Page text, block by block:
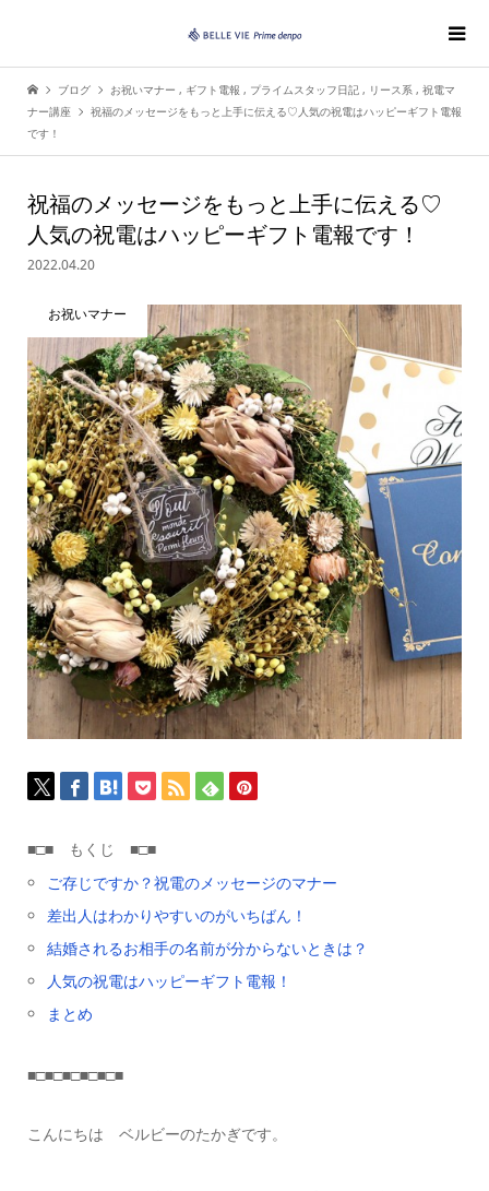
ブログ お祝いマナー , ギフト電報 , プライムスタッフ日記 , リース系 , 祝電マ
ナー講座
祝福のメッセージをもっと上手に伝える♡人気の祝電はハッピーギフト電報
です！
祝福のメッセージをもっと上手に伝える♡
人気の祝電はハッピーギフト電報です！
2022.04.20
お祝いマナー
■□■ もくじ ■□■
ご存じですか？祝電のメッセージのマナー
差出人はわかりやすいのがいちばん！
結婚されるお相手の名前が分からないときは？
人気の祝電はハッピーギフト電報！
まとめ
■□■□■□■□■□■
こんにちは ベルビーのたかぎです。